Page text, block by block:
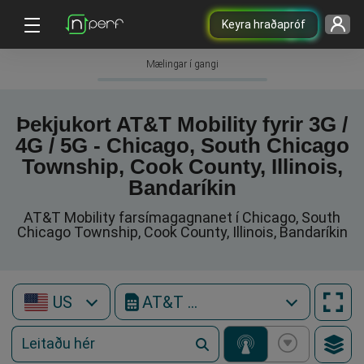
Keyra hraðapróf
Mælingar í gangi
Þekjukort AT&T Mobility fyrir 3G /
4G / 5G - Chicago, South Chicago
Township, Cook County, Illinois,
Bandaríkin
AT&T Mobility farsímagagnanet í Chicago, South
Chicago Township, Cook County, Illinois, Bandaríkin
US AT&T Mobility